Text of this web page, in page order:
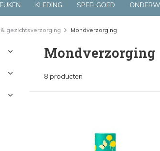
KLEDING SPEELGOED
gezichtsverzorging Mondverzorging
Mondverzorging
8 producten